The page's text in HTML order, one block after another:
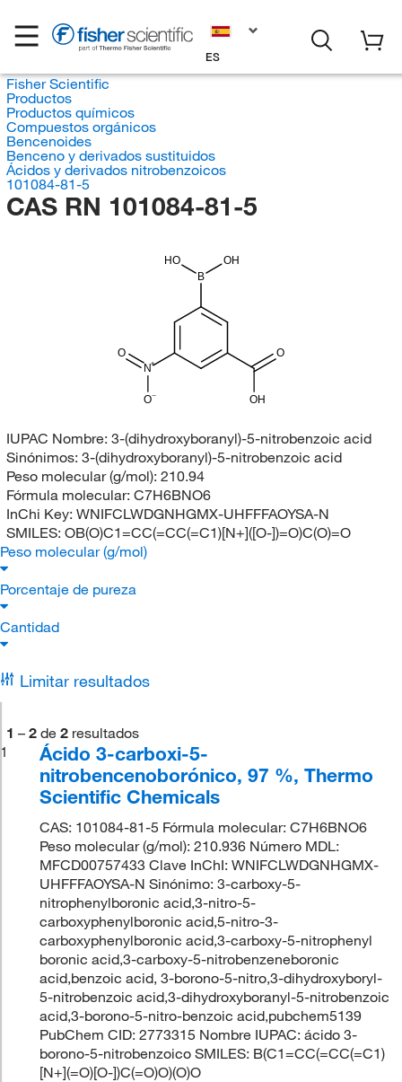
ES
Fisher Scientific
Productos
Productos químicos
Compuestos orgánicos
Bencenoides
Benceno y derivados sustituidos
Ácidos y derivados nitrobenzoicos
101084-81-5
CAS RN 101084-81-5
OH
B
HO
N
O
O
OH
O
IUPAC Nombre: 3-(dihydroxyboranyl)-5-nitrobenzoic acid
Sinónimos: 3-(dihydroxyboranyl)-5-nitrobenzoic acid
Peso molecular (g/mol): 210.94
Fórmula molecular: C7H6BNO6
InChi Key: WNIFCLWDGNHGMX-UHFFFAOYSA-N
SMILES: OB(O)C1=CC(=CC(=C1)[N+]([O-])=O)C(O)=O
Peso molecular (g/mol)
Porcentaje de pureza
Cantidad
Limitar resultados
1 – 2 de 2 resultados
1
Ácido 3-carboxi-5-
nitrobencenoborónico, 97 %, Thermo
Scientific Chemicals
CAS: 101084-81-5 Fórmula molecular: C7H6BNO6
Peso molecular (g/mol): 210.936 Número MDL:
MFCD00757433 Clave InChI: WNIFCLWDGNHGMX-
UHFFFAOYSA-N Sinónimo: 3-carboxy-5-
nitrophenylboronic acid,3-nitro-5-
carboxyphenylboronic acid,5-nitro-3-
carboxyphenylboronic acid,3-carboxy-5-nitrophenyl
boronic acid,3-carboxy-5-nitrobenzeneboronic
acid,benzoic acid, 3-borono-5-nitro,3-dihydroxyboryl-
5-nitrobenzoic acid,3-dihydroxyboranyl-5-nitrobenzoic
acid,3-borono-5-nitro-benzoic acid,pubchem5139
PubChem CID: 2773315 Nombre IUPAC: ácido 3-
borono-5-nitrobenzoico SMILES: B(C1=CC(=CC(=C1)
[N+](=O)[O-])C(=O)O)(O)O